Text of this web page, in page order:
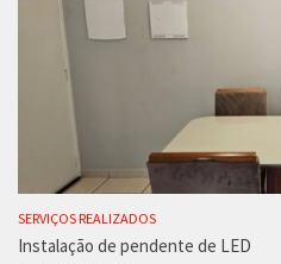
SERVIÇOS REALIZADOS
Instalação de pendente de LED